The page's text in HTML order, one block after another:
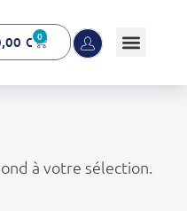
€ 0
à votre sélection.